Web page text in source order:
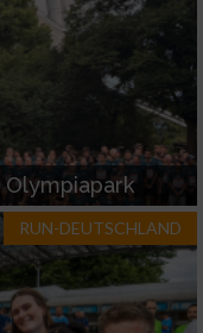
RUN-DEUTSCHLAND